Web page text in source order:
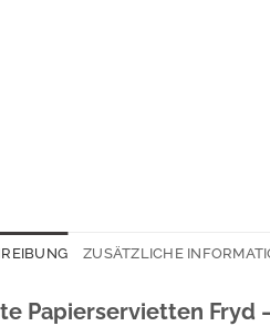
ZUSÄTZLICHE
Papierservietten Fryd